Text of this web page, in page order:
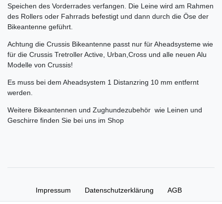
Speichen des Vorderrades verfangen. Die Leine wird am Rahmen
des Rollers oder Fahrrads befestigt und dann durch die Öse der
Bikeantenne geführt.
Achtung die Crussis Bikeantenne passt nur für Aheadsysteme wie
für die Crussis Tretroller Active, Urban,Cross und alle neuen Alu
Modelle von Crussis!
Es muss bei dem Aheadsystem 1 Distanzring 10 mm entfernt
werden.
Weitere Bikeantennen und Zughundezubehör wie Leinen und
Geschirre finden Sie bei uns im Shop
Impressum Daten­schutz­erklärung AGB